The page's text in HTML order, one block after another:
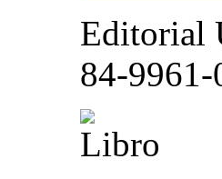
Editorial
84-9961-